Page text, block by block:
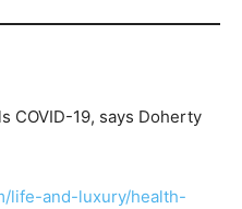
COVID-19, says Doherty
life-and-luxury/health-